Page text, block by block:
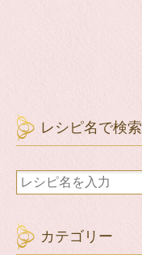
レシピ名で検索
カテゴリー